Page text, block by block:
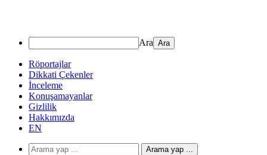
Ara
Röportajlar
Dikkati Çekenler
İnceleme
Konuşamayanlar
Gizlilik
Hakkımızda
EN
Arama yap ...